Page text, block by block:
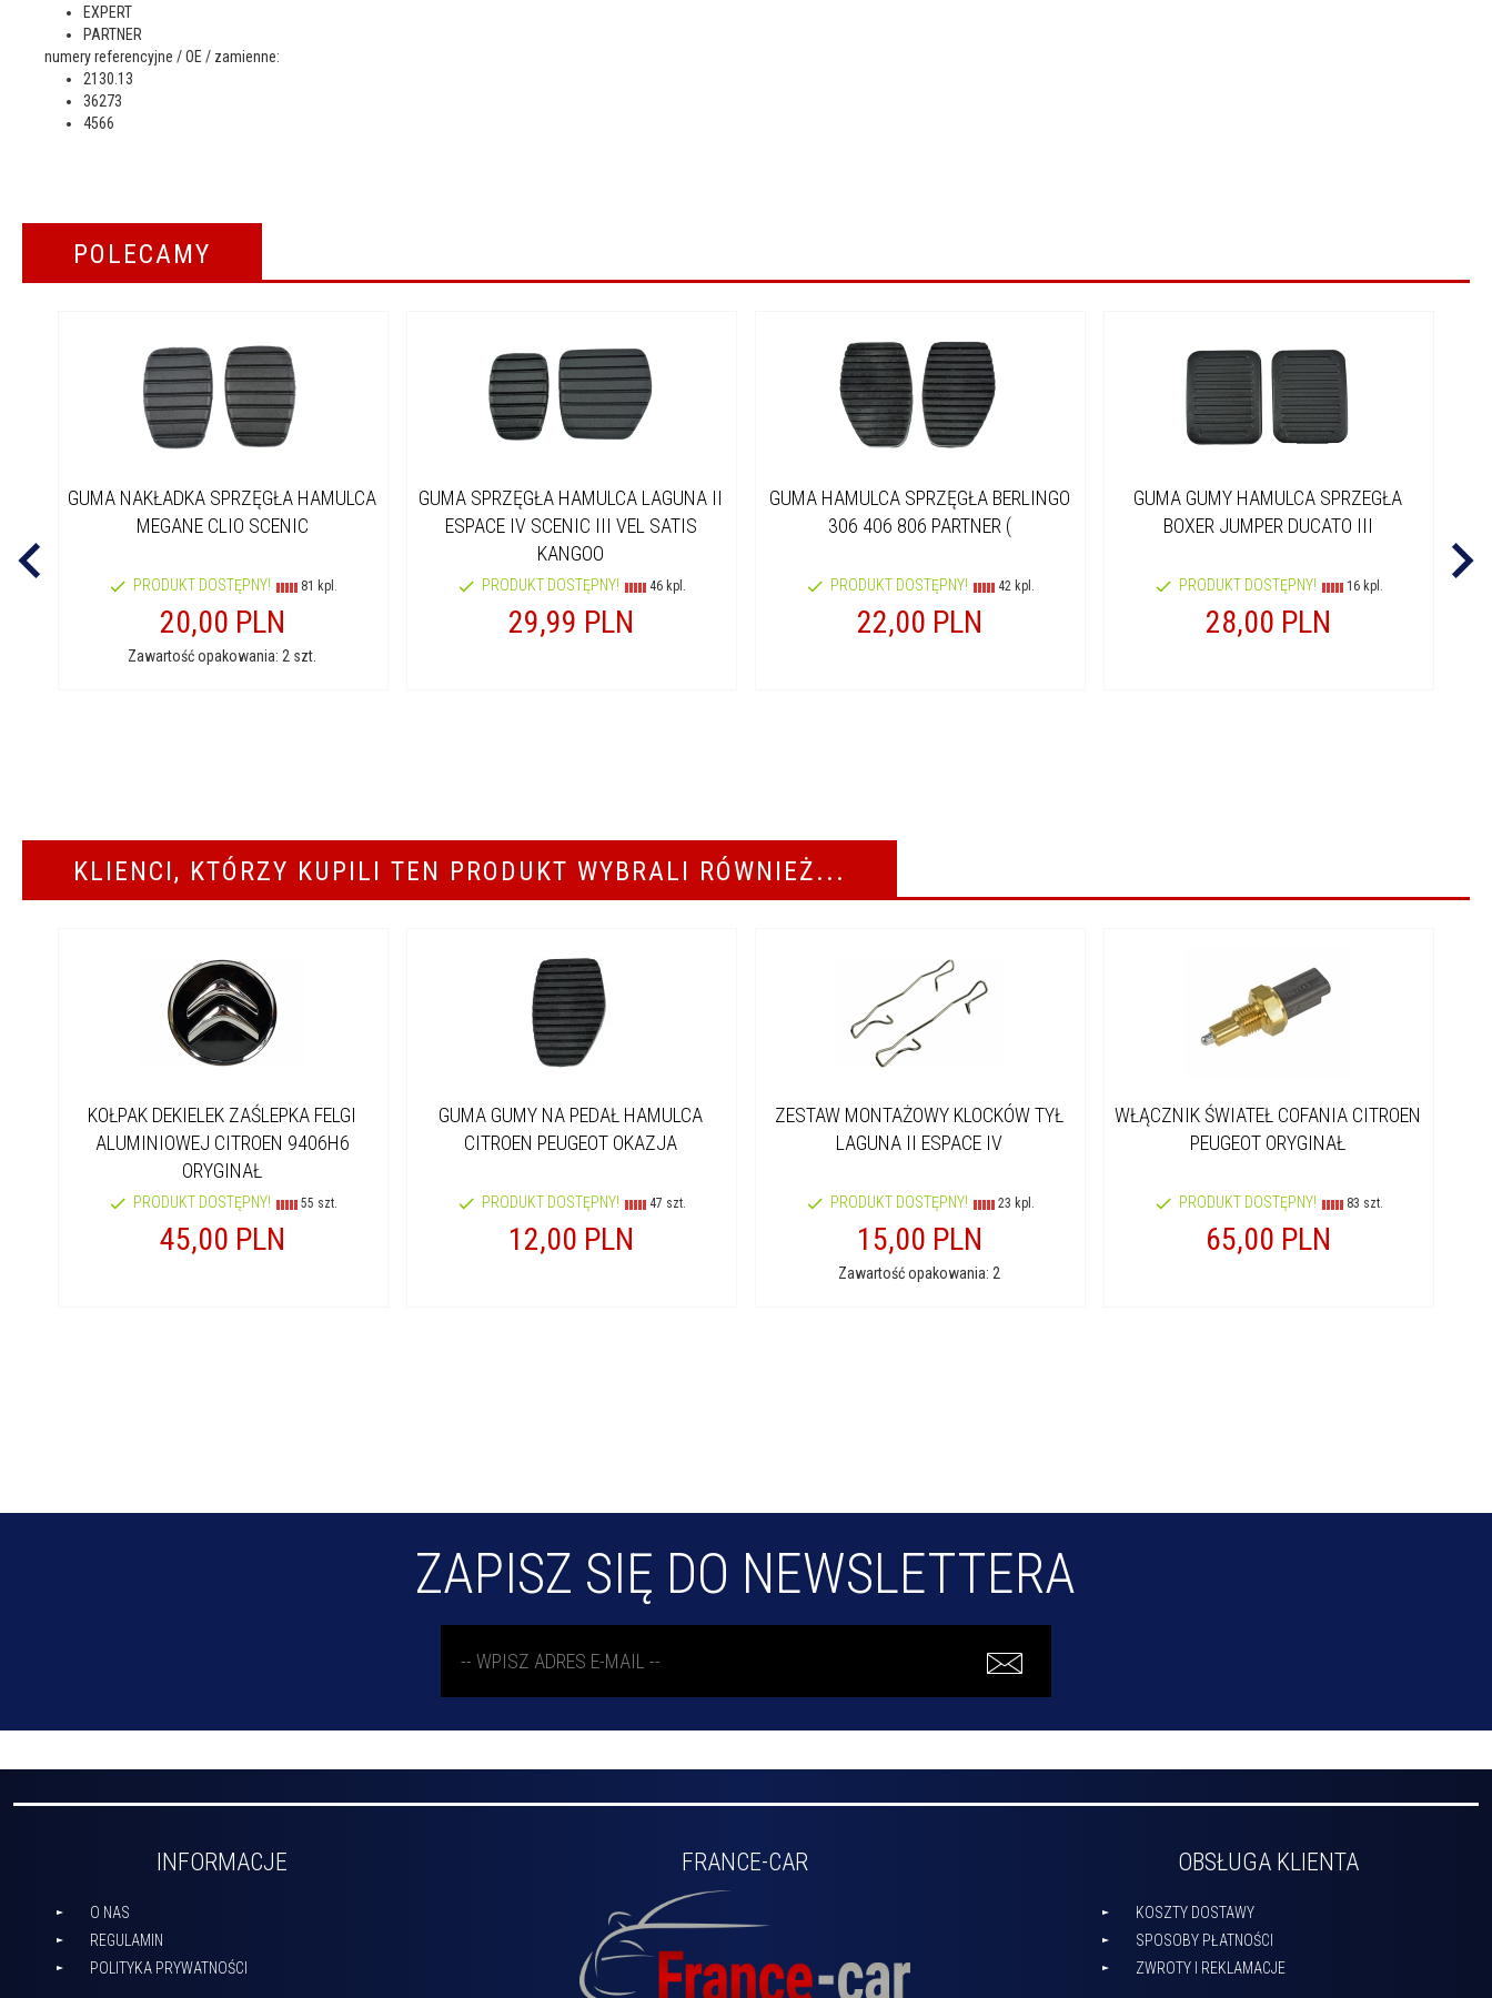
EXPERT
PARTNER
numery referencyjne / OE / zamienne:
2130.13
36273
4566
POLECAMY
GUMA NAKŁADKA SPRZĘGŁA HAMULCA
MEGANE CLIO SCENIC
PRODUKT DOSTĘPNY! 81 kpl.
20,00 PLN
Zawartość opakowania: 2 szt.
GUMA SPRZĘGŁA HAMULCA LAGUNA II
ESPACE IV SCENIC III VEL SATIS
KANGOO
PRODUKT DOSTĘPNY! 46 kpl.
29,99 PLN
GUMA HAMULCA SPRZĘGŁA BERLINGO
306 406 806 PARTNER (
PRODUKT DOSTĘPNY! 42 kpl.
22,00 PLN
GUMA GUMY HAMULCA SPRZEGŁA
BOXER JUMPER DUCATO III
PRODUKT DOSTĘPNY! 16 kpl.
28,00 PLN
KLIENCI, KTÓRZY KUPILI TEN PRODUKT WYBRALI RÓWNIEŻ...
KOŁPAK DEKIELEK ZAŚLEPKA FELGI
ALUMINIOWEJ CITROEN 9406H6
ORYGINAŁ
PRODUKT DOSTĘPNY! 55 szt.
45,00 PLN
GUMA GUMY NA PEDAŁ HAMULCA
CITROEN PEUGEOT OKAZJA
PRODUKT DOSTĘPNY! 47 szt.
12,00 PLN
ZESTAW MONTAŻOWY KLOCKÓW TYŁ
LAGUNA II ESPACE IV
PRODUKT DOSTĘPNY! 23 kpl.
15,00 PLN
Zawartość opakowania: 2
WŁĄCZNIK ŚWIATEŁ COFANIA CITROEN
PEUGEOT ORYGINAŁ
PRODUKT DOSTĘPNY! 83 szt.
65,00 PLN
ZAPISZ SIĘ DO NEWSLETTERA
INFORMACJE
O NAS
REGULAMIN
POLITYKA PRYWATNOŚCI
FRANCE-CAR OBSŁUGA KLIENTA
KOSZTY DOSTAWY
SPOSOBY PŁATNOŚCI
ZWROTY I REKLAMACJE